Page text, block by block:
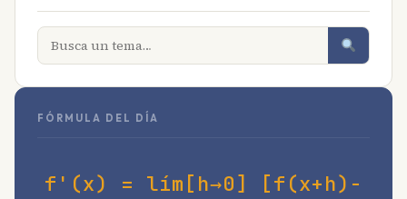
FÓRMULA DEL DÍA
f'(x) = lím[h→0] [f(x+h)-